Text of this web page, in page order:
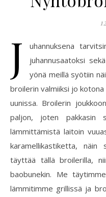
J
uhannuksena
juhannusaatoksi
yönä meillä syötiin
broilerin valmiiksi jo
uunissa. Broilerin
paljon, joten pakkasin
lämmittämistä laitoin
karamellikastiketta,
täyttää tällä broilerilla,
baobunekin. Me
lämmitimme grillissä ja